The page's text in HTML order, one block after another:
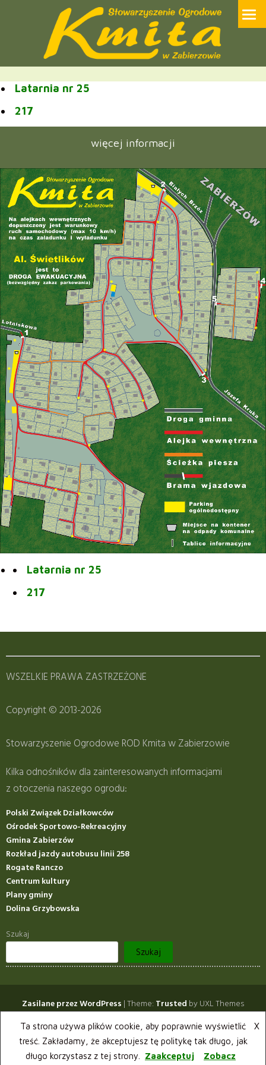
Strona internetowa Stowarzyszenia Ogrodowego ROD Kmita w
Zabierzowie
Latarnia nr 25
217
więcej informacji
Latarnia nr 25
217
WSZELKIE PRAWA ZASTRZEŻONE
Copyright © 2013-2026
Stowarzyszenie Ogrodowe ROD Kmita w Zabierzowie
Kilka odnośników dla zainteresowanych informacjami
z otoczenia naszego ogrodu:
Polski Związek Działkowców
Ośrodek Sportowo-Rekreacyjny
Gmina Zabierzów
Rozkład jazdy autobusu linii 258
Rogate Ranczo
Centrum kultury
Plany gminy
Dolina Grzybowska
Szukaj
Szukaj
Zasilane przez WordPress |Theme: Trusted by UXL Themes
Opłaty 2026
Informacje
Zmiana użytkownika działki
Ogłoszenia
Instalacje Kontakt Plan ogrodu
Ta strona używa plików cookie, aby poprawnie wyświetlić
treść. Zakładamy, że akceptujesz tę politykę tak długo, jak
długo korzystasz z tej strony.
X
Zaakceptuj Zobacz